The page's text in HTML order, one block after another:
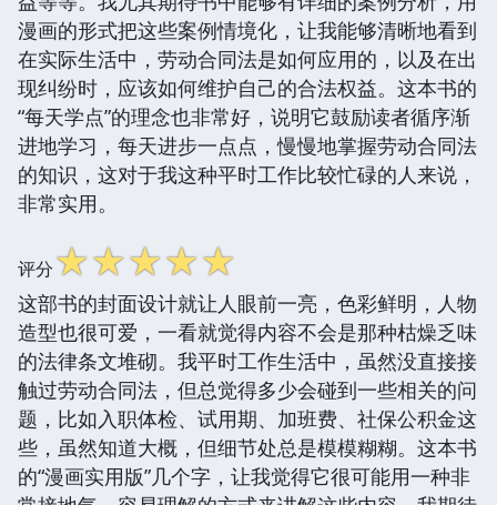
漫画的形式把这些案例情境化，让我能够清晰地看到
在实际生活中，劳动合同法是如何应用的，以及在出
现纠纷时，应该如何维护自己的合法权益。这本书的
“每天学点”的理念也非常好，说明它鼓励读者循序渐
进地学习，每天进步一点点，慢慢地掌握劳动合同法
的知识，这对于我这种平时工作比较忙碌的人来说，
非常实用。
评分☆☆☆☆☆
这部书的封面设计就让人眼前一亮，色彩鲜明，人物
造型也很可爱，一看就觉得内容不会是那种枯燥乏味
的法律条文堆砌。我平时工作生活中，虽然没直接接
触过劳动合同法，但总觉得多少会碰到一些相关的问
题，比如入职体检、试用期、加班费、社保公积金这
些，虽然知道大概，但细节处总是模模糊糊。这本书
的“漫画实用版”几个字，让我觉得它很可能用一种非